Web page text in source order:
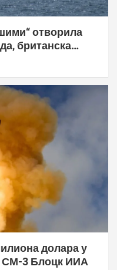
отворила
британска
долара у
СМ-3 Блоцк ИИА